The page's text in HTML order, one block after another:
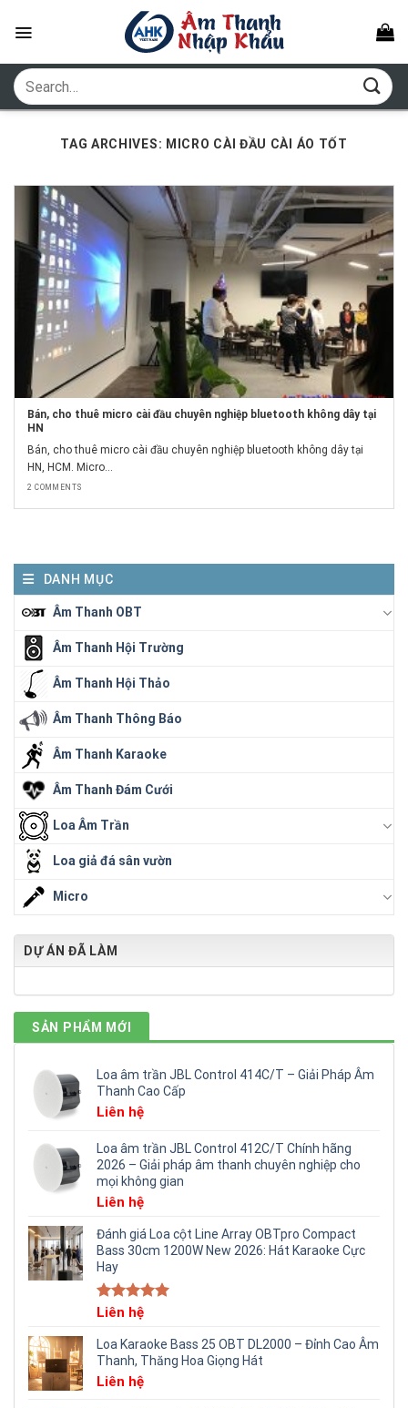
Search
for:
TAG ARCHIVES: MICRO CÀI ĐẦU CÀI ÁO TỐT
DANH MỤC
Âm Thanh OBT
Âm Thanh Hội Trường
Âm Thanh Hội Thảo
Âm Thanh Thông Báo
Âm Thanh Karaoke
Âm Thanh Đám Cưới
Loa Âm Trần
Loa giả đá sân vườn
Micro
DỰ ÁN ĐÃ LÀM
SẢN PHẨM MỚI
Loa âm trần JBL Control 414C/T – Giải Pháp Âm
Thanh Cao Cấp
Liên hệ
Loa âm trần JBL Control 412C/T Chính hãng
2026 – Giải pháp âm thanh chuyên nghiệp cho
mọi không gian
Liên hệ
Đánh giá Loa cột Line Array OBTpro Compact
Bass 30cm 1200W New 2026: Hát Karaoke Cực
Hay
Rated5.00
Liên hệ
Loa Karaoke Bass 25 OBT DL2000 – Đỉnh Cao Âm
Thanh, Thăng Hoa Giọng Hát
Liên hệ
Bán, cho thuê micro cài đầu chuyên nghiệp bluetooth không dây tại
HN
Bán, cho thuê micro cài đầu chuyên nghiệp bluetooth không dây tại
HN, HCM. Micro...
2 COMMENTS